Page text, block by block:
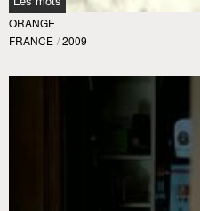
ORANGE
FRANCE / 2009